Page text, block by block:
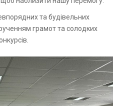
та будівельних
грамот та солодких